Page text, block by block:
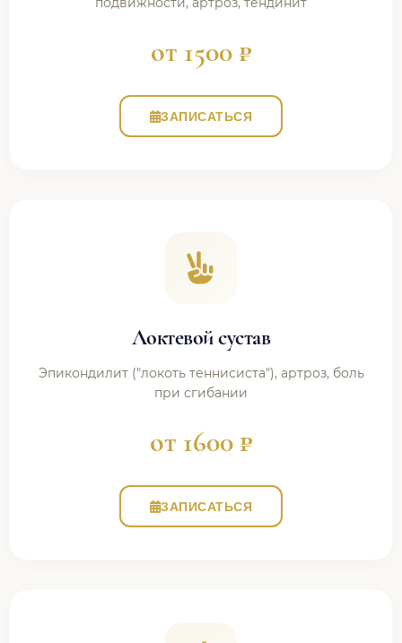
от 1500 ₽
ЗАПИСАТЬСЯ
Локтевой сустав
Эпикондилит ("локоть теннисиста"), артроз, боль
при сгибании
от 1600 ₽
ЗАПИСАТЬСЯ